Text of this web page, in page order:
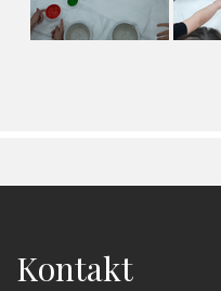
Kontakt